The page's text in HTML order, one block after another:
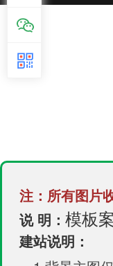
注：所有图片
说 明： 模板
建站说明：